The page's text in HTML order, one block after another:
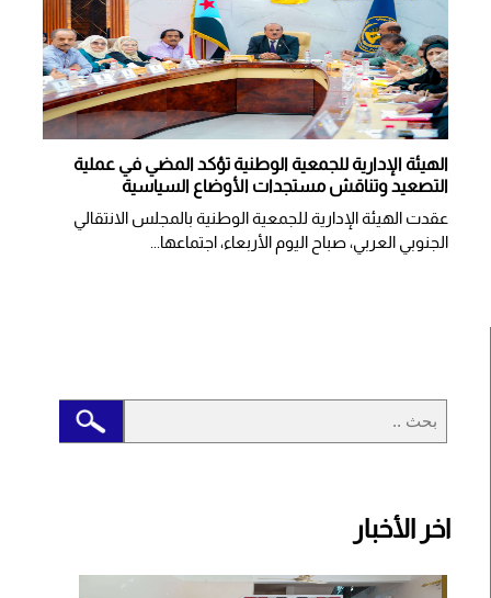
الهيئة الإدارية للجمعية الوطنية تؤكد المضي في عملية
التصعيد وتناقش مستجدات الأوضاع السياسية
عقدت الهيئة الإدارية للجمعية الوطنية بالمجلس الانتقالي
الجنوبي العربي، صباح اليوم الأربعاء، اجتماعها...
اخر الأخبار